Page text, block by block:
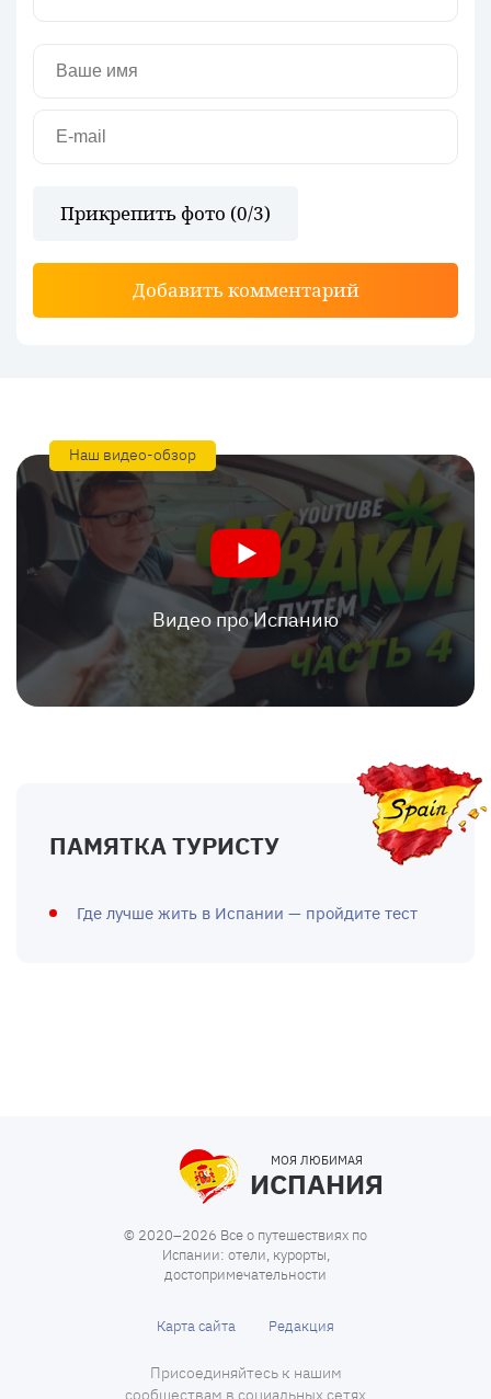
Прикрепить фото (0/3)
Добавить комментарий
Наш видео-обзор
Видео про Испанию
ПАМЯТКА ТУРИСТУ
Где лучше жить в Испании — пройдите тест
МОЯ ЛЮБИМАЯ
ИСПАНИЯ
© 2020–2026 Все о путешествиях по
Испании: отели, курорты,
достопримечательности
Карта сайта Редакция
Присоединяйтесь к нашим
сообществам в социальных сетях